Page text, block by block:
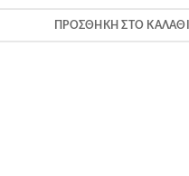
ΠΡΟΣΘΉΚΗ ΣΤΟ ΚΑΛΆΘΙ